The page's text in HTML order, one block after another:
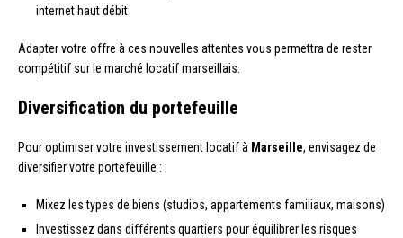
internet haut débit
Adapter votre offre à ces nouvelles attentes vous permettra de rester
compétitif sur le marché locatif marseillais.
Diversification du portefeuille
Pour optimiser votre investissement locatif à Marseille, envisagez de
diversifier votre portefeuille :
Mixez les types de biens (studios, appartements familiaux, maisons)
Investissez dans différents quartiers pour équilibrer les risques